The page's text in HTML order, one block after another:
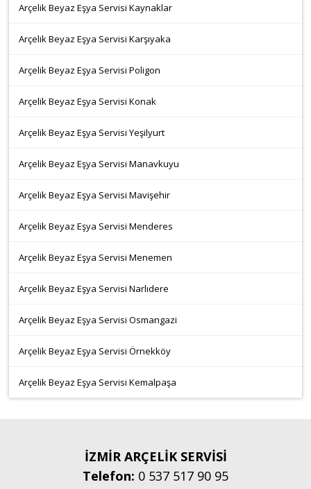
Arçelik Beyaz Eşya Servisi Kaynaklar
Arçelik Beyaz Eşya Servisi Karşıyaka
Arçelik Beyaz Eşya Servisi Poligon
Arçelik Beyaz Eşya Servisi Konak
Arçelik Beyaz Eşya Servisi Yeşilyurt
Arçelik Beyaz Eşya Servisi Manavkuyu
Arçelik Beyaz Eşya Servisi Mavişehir
Arçelik Beyaz Eşya Servisi Menderes
Arçelik Beyaz Eşya Servisi Menemen
Arçelik Beyaz Eşya Servisi Narlıdere
Arçelik Beyaz Eşya Servisi Osmangazi
Arçelik Beyaz Eşya Servisi Örnekköy
Arçelik Beyaz Eşya Servisi Kemalpaşa
İZMİR ARÇELİK SERVİSİ
Telefon: 0 537 517 90 95